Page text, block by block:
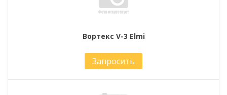
Вортекс V-3 Elmi
Запросить